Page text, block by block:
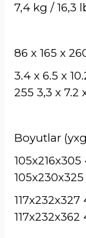
7,4 kg / 16,3
86 x 165 x
3.4 x 6.5 x
255 3,3 x 7.2
Boyutlar
105x216x305
105x230x325
117x232x327
117x232x362